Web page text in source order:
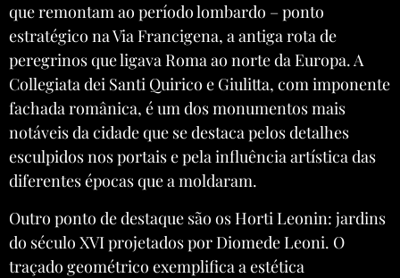
que remontam ao período lombardo – ponto
estratégico na Via Francigena, a antiga rota de
peregrinos que ligava Roma ao norte da Europa. A
Collegiata dei Santi Quirico e Giulitta, com imponente
fachada românica, é um dos monumentos mais
notáveis da cidade que se destaca pelos detalhes
esculpidos nos portais e pela influência artística das
diferentes épocas que a moldaram.
Outro ponto de destaque são os Horti Leonin: jardins
do século XVI projetados por Diomede Leoni. O
traçado geométrico exemplifica a estética